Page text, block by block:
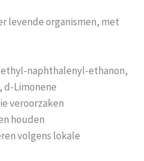
levende organismen, met
naphthalenyl-ethanon,
d-Limonene
veroorzaken
houden
volgens lokale